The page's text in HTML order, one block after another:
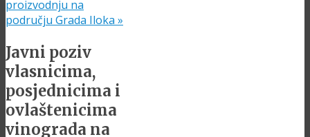
proizvodnju na
području Grada Iloka »
Javni poziv
vlasnicima,
posjednicima i
ovlaštenicima
vinograda na